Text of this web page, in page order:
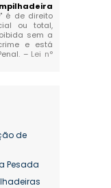
" é de direito
ou total,
sem a
e está
– Lei n°
de
Pesada